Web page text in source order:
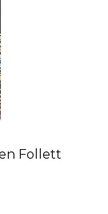
Follett